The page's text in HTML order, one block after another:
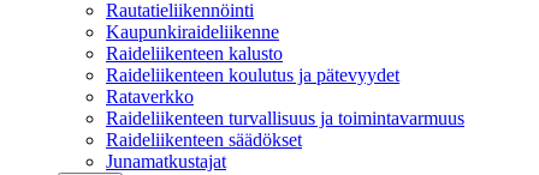
Rautatieliikennöinti
Kaupunkiraideliikenne
Raideliikenteen kalusto
Raideliikenteen koulutus ja pätevyydet
Rataverkko
Raideliikenteen turvallisuus ja toimintavarmuus
Raideliikenteen säädökset
Junamatkustajat